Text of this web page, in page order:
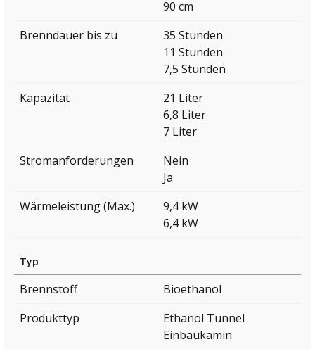
90 cm
Brenndauer bis zu
35 Stunden
11 Stunden
7,5 Stunden
Kapazität
21 Liter
6,8 Liter
7 Liter
Stromanforderungen
Nein
Ja
Wärmeleistung (Max.)
9,4 kW
6,4 kW
Typ
Brennstoff
Bioethanol
Produkttyp
Ethanol Tunnel
Einbaukamin